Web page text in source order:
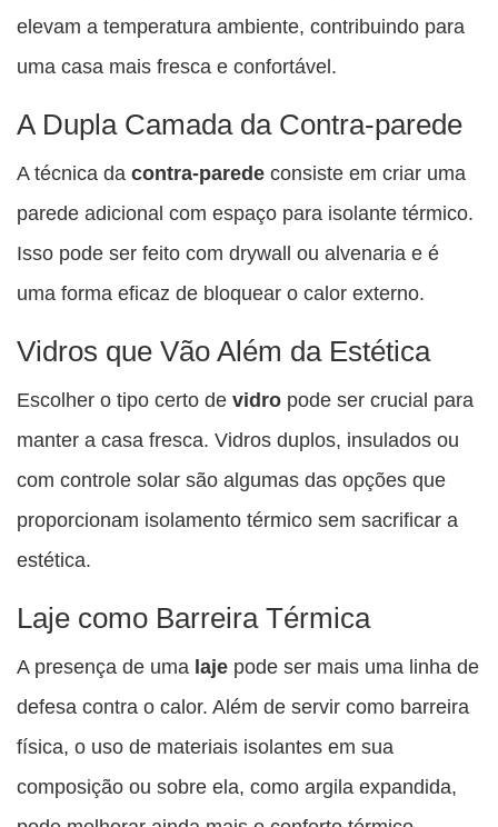
elevam a temperatura ambiente, contribuindo para
uma casa mais fresca e confortável.
A Dupla Camada da Contra-parede
A técnica da contra-parede consiste em criar uma
parede adicional com espaço para isolante térmico.
Isso pode ser feito com drywall ou alvenaria e é
uma forma eficaz de bloquear o calor externo.
Vidros que Vão Além da Estética
Escolher o tipo certo de vidro pode ser crucial para
manter a casa fresca. Vidros duplos, insulados ou
com controle solar são algumas das opções que
proporcionam isolamento térmico sem sacrificar a
estética.
Laje como Barreira Térmica
A presença de uma laje pode ser mais uma linha de
defesa contra o calor. Além de servir como barreira
física, o uso de materiais isolantes em sua
composição ou sobre ela, como argila expandida,